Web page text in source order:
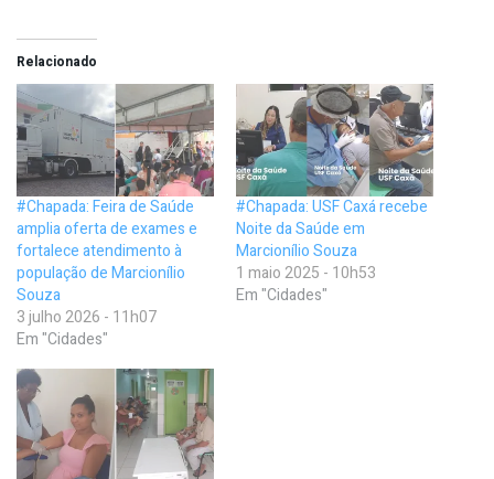
Relacionado
#Chapada: Feira de Saúde
amplia oferta de exames e
fortalece atendimento à
população de Marcionílio
Souza
3 julho 2026 - 11h07
Em "Cidades"
#Chapada: USF Caxá recebe
Noite da Saúde em
Marcionílio Souza
1 maio 2025 - 10h53
Em "Cidades"